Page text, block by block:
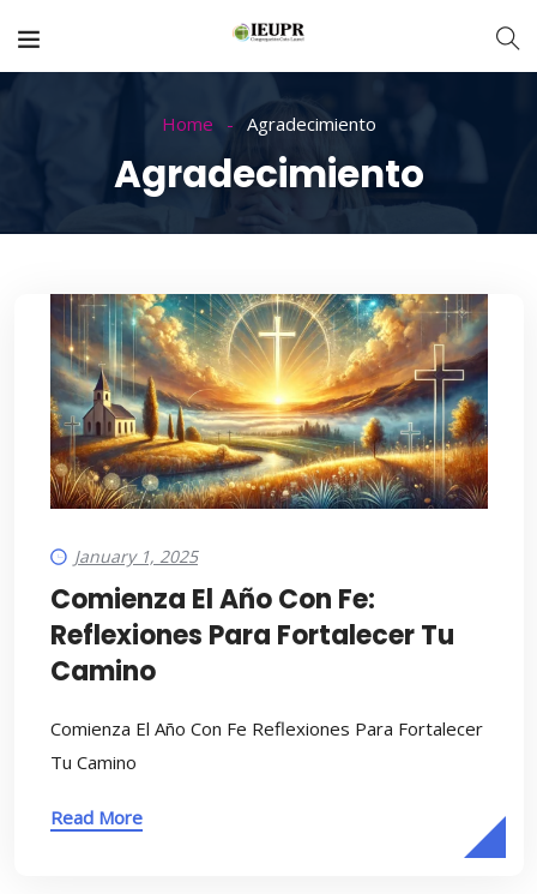
Home Agradecimiento
Agradecimiento
January 1, 2025
Comienza El Año Con Fe:
Reflexiones Para Fortalecer Tu
Camino
Comienza El Año Con Fe Reflexiones Para Fortalecer
Tu Camino
Read More